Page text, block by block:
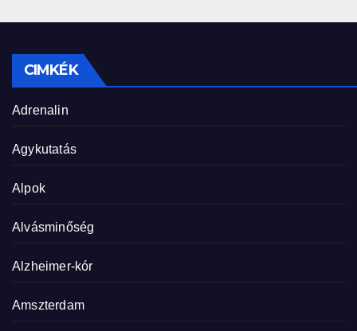
CIMKÉK
Adrenalin
Agykutatás
Alpok
Alvásminőség
Alzheimer-kór
Amszterdam